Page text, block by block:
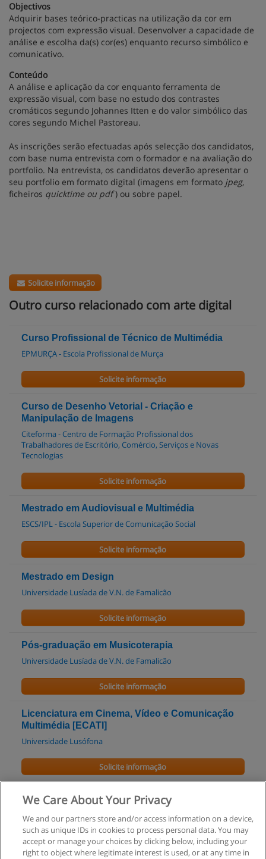
Objectivos
Adquirir bases teórico-practicas na utilização da cor em
projectos com expressão visual. Desenvolver a capacidade de
análise e escolha da(s) cor(es) enquanto recurso simbólico e
comunicativo.
Conteúdo
A análise e aplicação da cor enquanto ferramenta de
expressão visual, com base no estudo dos contrastes
cromáticos segundo Johannes Itten e do valor simbólico das
cores segundo Michel Pastoreau.
As inscrições serão efectuadas após selecção dos candidatos,
com base numa entrevista com o formador e na avaliação do
portfolio. Na entrevista, os candidatos deverão apresentar o
seu portfolio em formato digital (imagens em formato jpeg,
ficheiros quicktime ou pdf) ou sobre papel.
Solicite informação
Outro curso relacionado com arte digital
Curso Profissional de Técnico de Multimédia
EPMURÇA - Escola Profissional de Murça
Solicite informação
Curso de Desenho Vetorial - Criação e
Manipulação de Imagens
Citeforma - Centro de Formação Profissional dos
Trabalhadores de Escritório, Comércio, Serviços e Novas
Tecnologias
Solicite informação
Mestrado em Audiovisual e Multimédia
ESCS/IPL - Escola Superior de Comunicação Social
Solicite informação
Mestrado em Design
Universidade Lusíada de V.N. de Famalicão
Solicite informação
Pós-graduação em Musicoterapia
Universidade Lusíada de V.N. de Famalicão
Solicite informação
Licenciatura em Cinema, Vídeo e Comunicação
Multimédia [ECATI]
Universidade Lusófona
Solicite informação
Mestrado em Estudos Cinematográficos [ECATI]
Solicite informação
We Care About Your Privacy
We and our partners store and/or access information on a device,
such as unique IDs in cookies to process personal data. You may
accept or manage your choices by clicking below, including your
right to object where legitimate interest is used, or at any time in